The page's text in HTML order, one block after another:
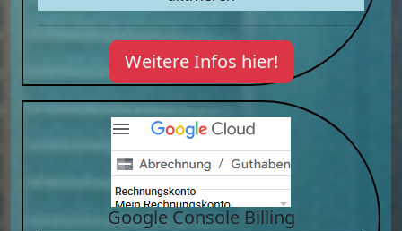
Weitere Infos hier!
Google Console Billing